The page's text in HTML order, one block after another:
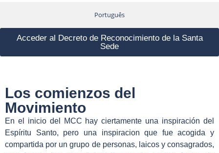
Português
Acceder al Decreto de Reconocimiento de la Santa
Sede
Los comienzos del
Movimiento
En el inicio del MCC hay ciertamente una inspiración del
Espíritu Santo, pero una inspiracion que fue acogida y
compartida por un grupo de personas, laicos y consagrados,